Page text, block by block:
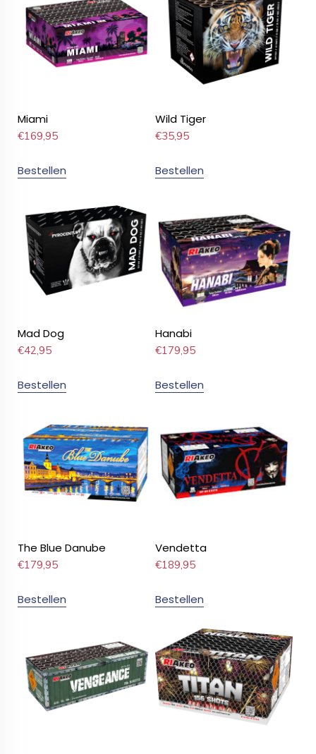
Miami
€169,95
Bestellen
Wild Tiger
€35,95
Bestellen
Mad Dog
€42,95
Bestellen
Hanabi
€179,95
Bestellen
The Blue Danube
€179,95
Bestellen
Vendetta
€189,95
Bestellen